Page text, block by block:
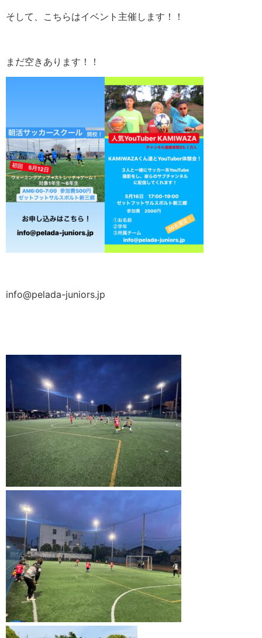
そして、こちらはイベント主催します！！
まだ空きあります！！
info@pelada-juniors.jp